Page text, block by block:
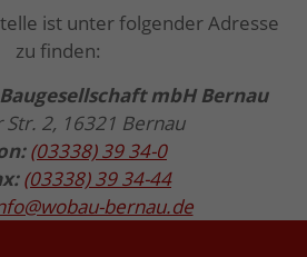
ist unter folgender Adresse
zu finden:
mbH Bernau
Str. 2, 16321 Bernau
(03338) 39 34-0
(03338) 39 34-44
bernau.de